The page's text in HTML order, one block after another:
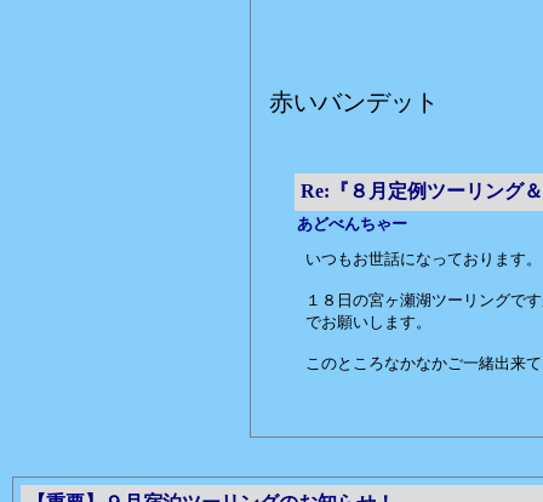
赤いバンデット
Re:『８月定例ツーリング
あどべんちゃー
いつもお世話になっております。
１８日の宮ヶ瀬湖ツーリングで
でお願いします。
このところなかなかご一緒出来